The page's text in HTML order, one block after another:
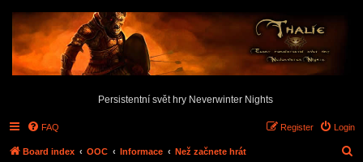
Persistentní svět hry Neverwinter Nights
FAQ Login
Register
Board index OOC Informace Než začnete hrát